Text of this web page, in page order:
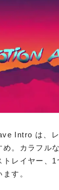
Intro は、
め。カラフル
トレイヤー、
す。